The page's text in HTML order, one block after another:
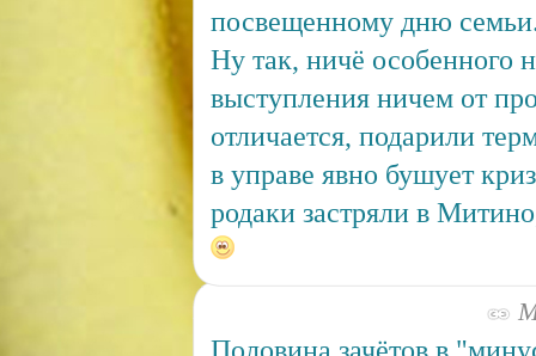
посвещенному дню
Ну так, ничё особенного
выступления ничем от
отличается, подарили
в управе явно бушует
родаки застряли в